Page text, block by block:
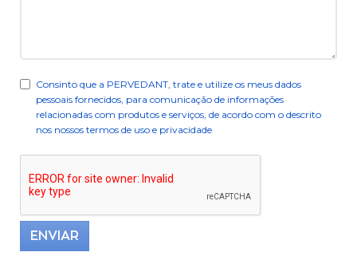
Consinto que a PERVEDANT, trate e utilize os meus dados
pessoais fornecidos, para comunicação de informações
relacionadas com produtos e serviços, de acordo com o descrito
nos nossos termos de uso e privacidade
ENVIAR